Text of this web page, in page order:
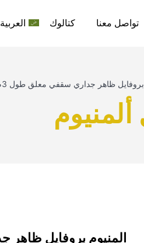
تواصل معنا كتالوك العربية
ظاهر جداري سقفي معلق طول 3م مقاس 1407 نيوباور